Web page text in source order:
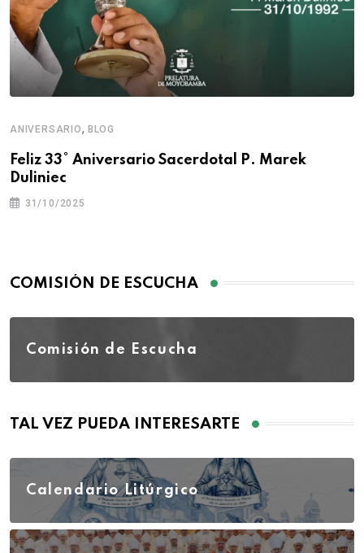
ANIVERSARIO, BLOG
Feliz 33° Aniversario Sacerdotal P. Marek
Duliniec
31/10/2025
COMISIÓN DE ESCUCHA
Comisión de Escucha
TAL VEZ PUEDA INTERESARTE
Calendario Litúrgico